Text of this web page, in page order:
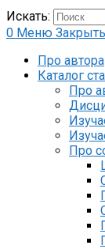
Искать:
0 Меню Закрыть
Про автора
Каталог
Про
Про